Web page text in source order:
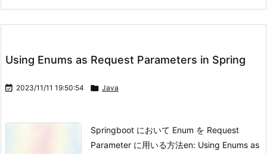
Using Enums as Request Parameters in Spring
 2023/11/11 19:50:54  Java
Springboot において Enum を Request
Parameter に用いる方法en: Using Enums as